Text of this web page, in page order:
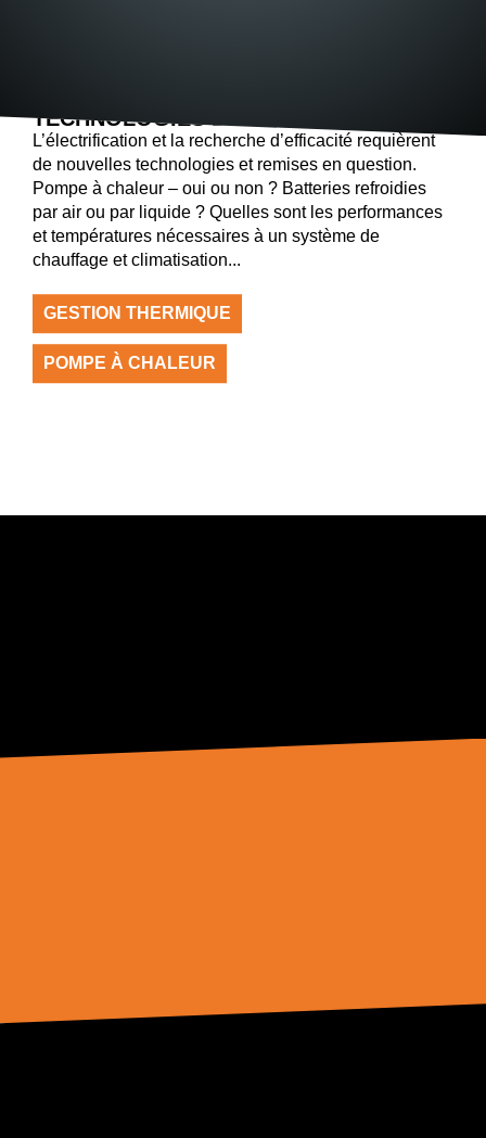
TECHNOLOGIES D’AVENIR
L’électrification et la recherche d’efficacité requièrent
de nouvelles technologies et remises en question.
Pompe à chaleur – oui ou non ? Batteries refroidies
par air ou par liquide ? Quelles sont les performances
et températures nécessaires à un système de
chauffage et climatisation...
GESTION THERMIQUE
POMPE À CHALEUR